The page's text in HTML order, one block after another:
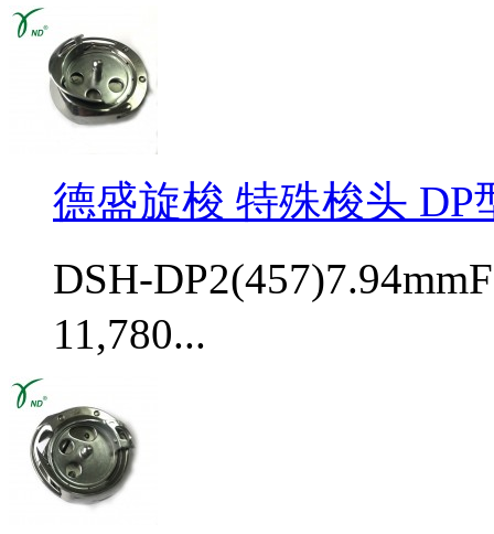
德盛旋梭 特殊梭头 DP
DSH-
11,780...